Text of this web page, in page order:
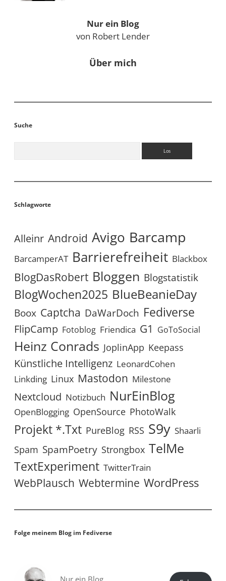
Nur ein Blog
von Robert Lender
Über mich
Suche
Schlagworte
Alleinr Android Avigo Barcamp
BarcamperAT Barrierefreiheit Blackbox
BlogDasRobert Bloggen Blogstatistik
BlogWochen2025 BlueBeanieDay
Boox Captcha DaWarDoch Fediverse
FlipCamp Fotoblog Friendica G1 GoToSocial
Heinz Conrads JoplinApp Keepass
Künstliche Intelligenz LeonardCohen
Linkding Linux Mastodon Milestone
Nextcloud Notizbuch NurEinBlog
OpenBlogging OpenSource PhotoWalk
Projekt *.txt PureBlog RSS S9y Shaarli
Spam SpamPoetry Strongbox TelMe
TextExperiment TwitterTrain
WebPlausch Webtermine WordPress
Folge meinem Blog im Fediverse